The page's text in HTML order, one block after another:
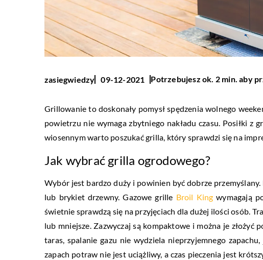
zasiegwiedzy 09-12-2021 Potrzebujesz ok. 2 min. aby
Grillowanie to doskonały pomysł spędzenia wolnego
powietrzu nie wymaga zbytniego nakładu czasu. Posiłki z
wiosennym warto poszukać grilla, który sprawdzi się na
Jak wybrać grilla ogrodowego?
Wybór jest bardzo duży i powinien być dobrze
lub brykiet drzewny. Gazowe grille Broil King wymagają
świetnie sprawdzą się na przyjęciach dla dużej ilości osób.
lub mniejsze. Zazwyczaj są kompaktowe i można je złożyć
taras, spalanie gazu nie wydziela nieprzyjemnego
zapach potraw nie jest uciążliwy, a czas pieczenia jest